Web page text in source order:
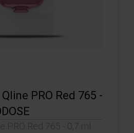
PRO Red 765 -
PRO Red 765 - 0,7 ml